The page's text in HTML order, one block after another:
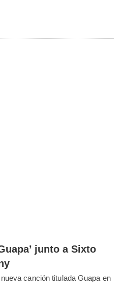
junto a Sixto
canción titulada Guapa en